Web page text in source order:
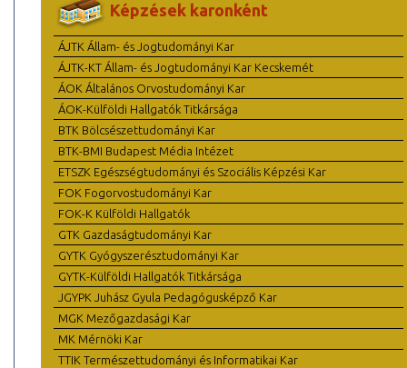
Képzések karonként
ÁJTK Állam- és Jogtudományi Kar
ÁJTK-KT Állam- és Jogtudományi Kar Kecskemét
ÁOK Általános Orvostudományi Kar
ÁOK-Külföldi Hallgatók Titkársága
BTK Bölcsészettudományi Kar
BTK-BMI Budapest Média Intézet
ETSZK Egészségtudományi és Szociális Képzési Kar
FOK Fogorvostudományi Kar
FOK-K Külföldi Hallgatók
GTK Gazdaságtudományi Kar
GYTK Gyógyszerésztudományi Kar
GYTK-Külföldi Hallgatók Titkársága
JGYPK Juhász Gyula Pedagógusképző Kar
MGK Mezőgazdasági Kar
MK Mérnöki Kar
TTIK Természettudományi és Informatikai Kar